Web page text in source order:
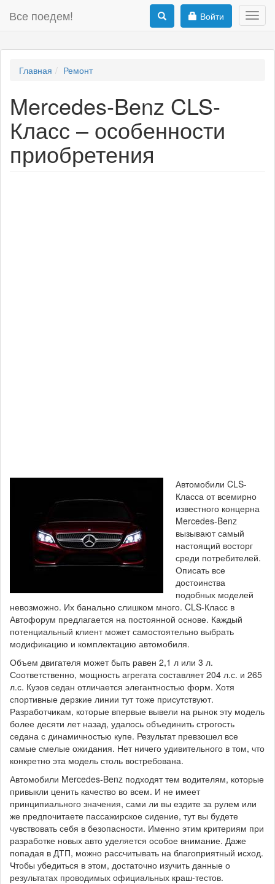
Все поедем! Войти
Главная Ремонт
Mercedes-Benz CLS-
Класс – особенности
приобретения
Автомобили CLS-
Класса от всемирно
известного концерна
Mercedes-Benz
вызывают самый
настоящий восторг
среди потребителей.
Описать все
достоинства
подобных моделей
невозможно. Их банально слишком много. CLS-Класс в
Автофорум предлагается на постоянной основе. Каждый
потенциальный клиент может самостоятельно выбрать
модификацию и комплектацию автомобиля.
Объем двигателя может быть равен 2,1 л или 3 л.
Соответственно, мощность агрегата составляет 204 л.с. и 265
л.с. Кузов седан отличается элегантностью форм. Хотя
спортивные дерзкие линии тут тоже присутствуют.
Разработчикам, которые впервые вывели на рынок эту модель
более десяти лет назад, удалось объединить строгость
седана с динамичностью купе. Результат превзошел все
самые смелые ожидания. Нет ничего удивительного в том, что
конкретно эта модель столь востребована.
Автомобили Mercedes-Benz подходят тем водителям, которые
привыкли ценить качество во всем. И не имеет
принципиального значения, сами ли вы ездите за рулем или
же предпочитаете пассажирское сидение, тут вы будете
чувствовать себя в безопасности. Именно этим критериям при
разработке новых авто уделяется особое внимание. Даже
попадая в ДТП, можно рассчитывать на благоприятный исход.
Чтобы убедиться в этом, достаточно изучить данные о
результатах проводимых официальных краш-тестов.